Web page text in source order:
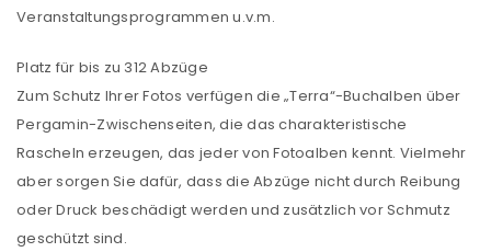
ANMELDEN
Benutzername oder E-Mail-Adresse*
Veranstaltungsprogrammen u.v.m.
Platz für bis zu 312 Abzüge
Zum Schutz Ihrer Fotos verfügen die „Terra“-Buchalben über
Pergamin-Zwischenseiten, die das charakteristische
Rascheln erzeugen, das jeder von Fotoalben kennt. Vielmehr
aber sorgen Sie dafür, dass die Abzüge nicht durch Reibung
oder Druck beschädigt werden und zusätzlich vor Schmutz
geschützt sind.